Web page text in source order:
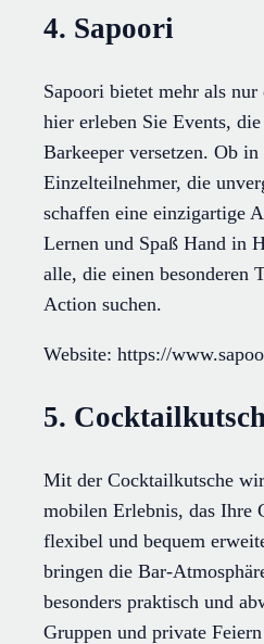
4. Sapoori
Sapoori bietet mehr als
hier erleben Sie Events,
Barkeeper versetzen. Ob
Einzelteilnehmer, die
schaffen eine einzigartige
Lernen und Spaß Hand in
alle, die einen besonderen
Action suchen.
Website: https://
5.
Mit der Cocktailkutsche
mobilen Erlebnis, das Ihre
flexibel und bequem
bringen die Bar-
besonders praktisch und
Gruppen und private